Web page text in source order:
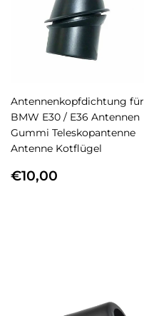
Antennenkopfdichtung für
BMW E30 / E36 Antennen
Gummi Teleskopantenne
Antenne Kotflügel
NORMALER
€10,00